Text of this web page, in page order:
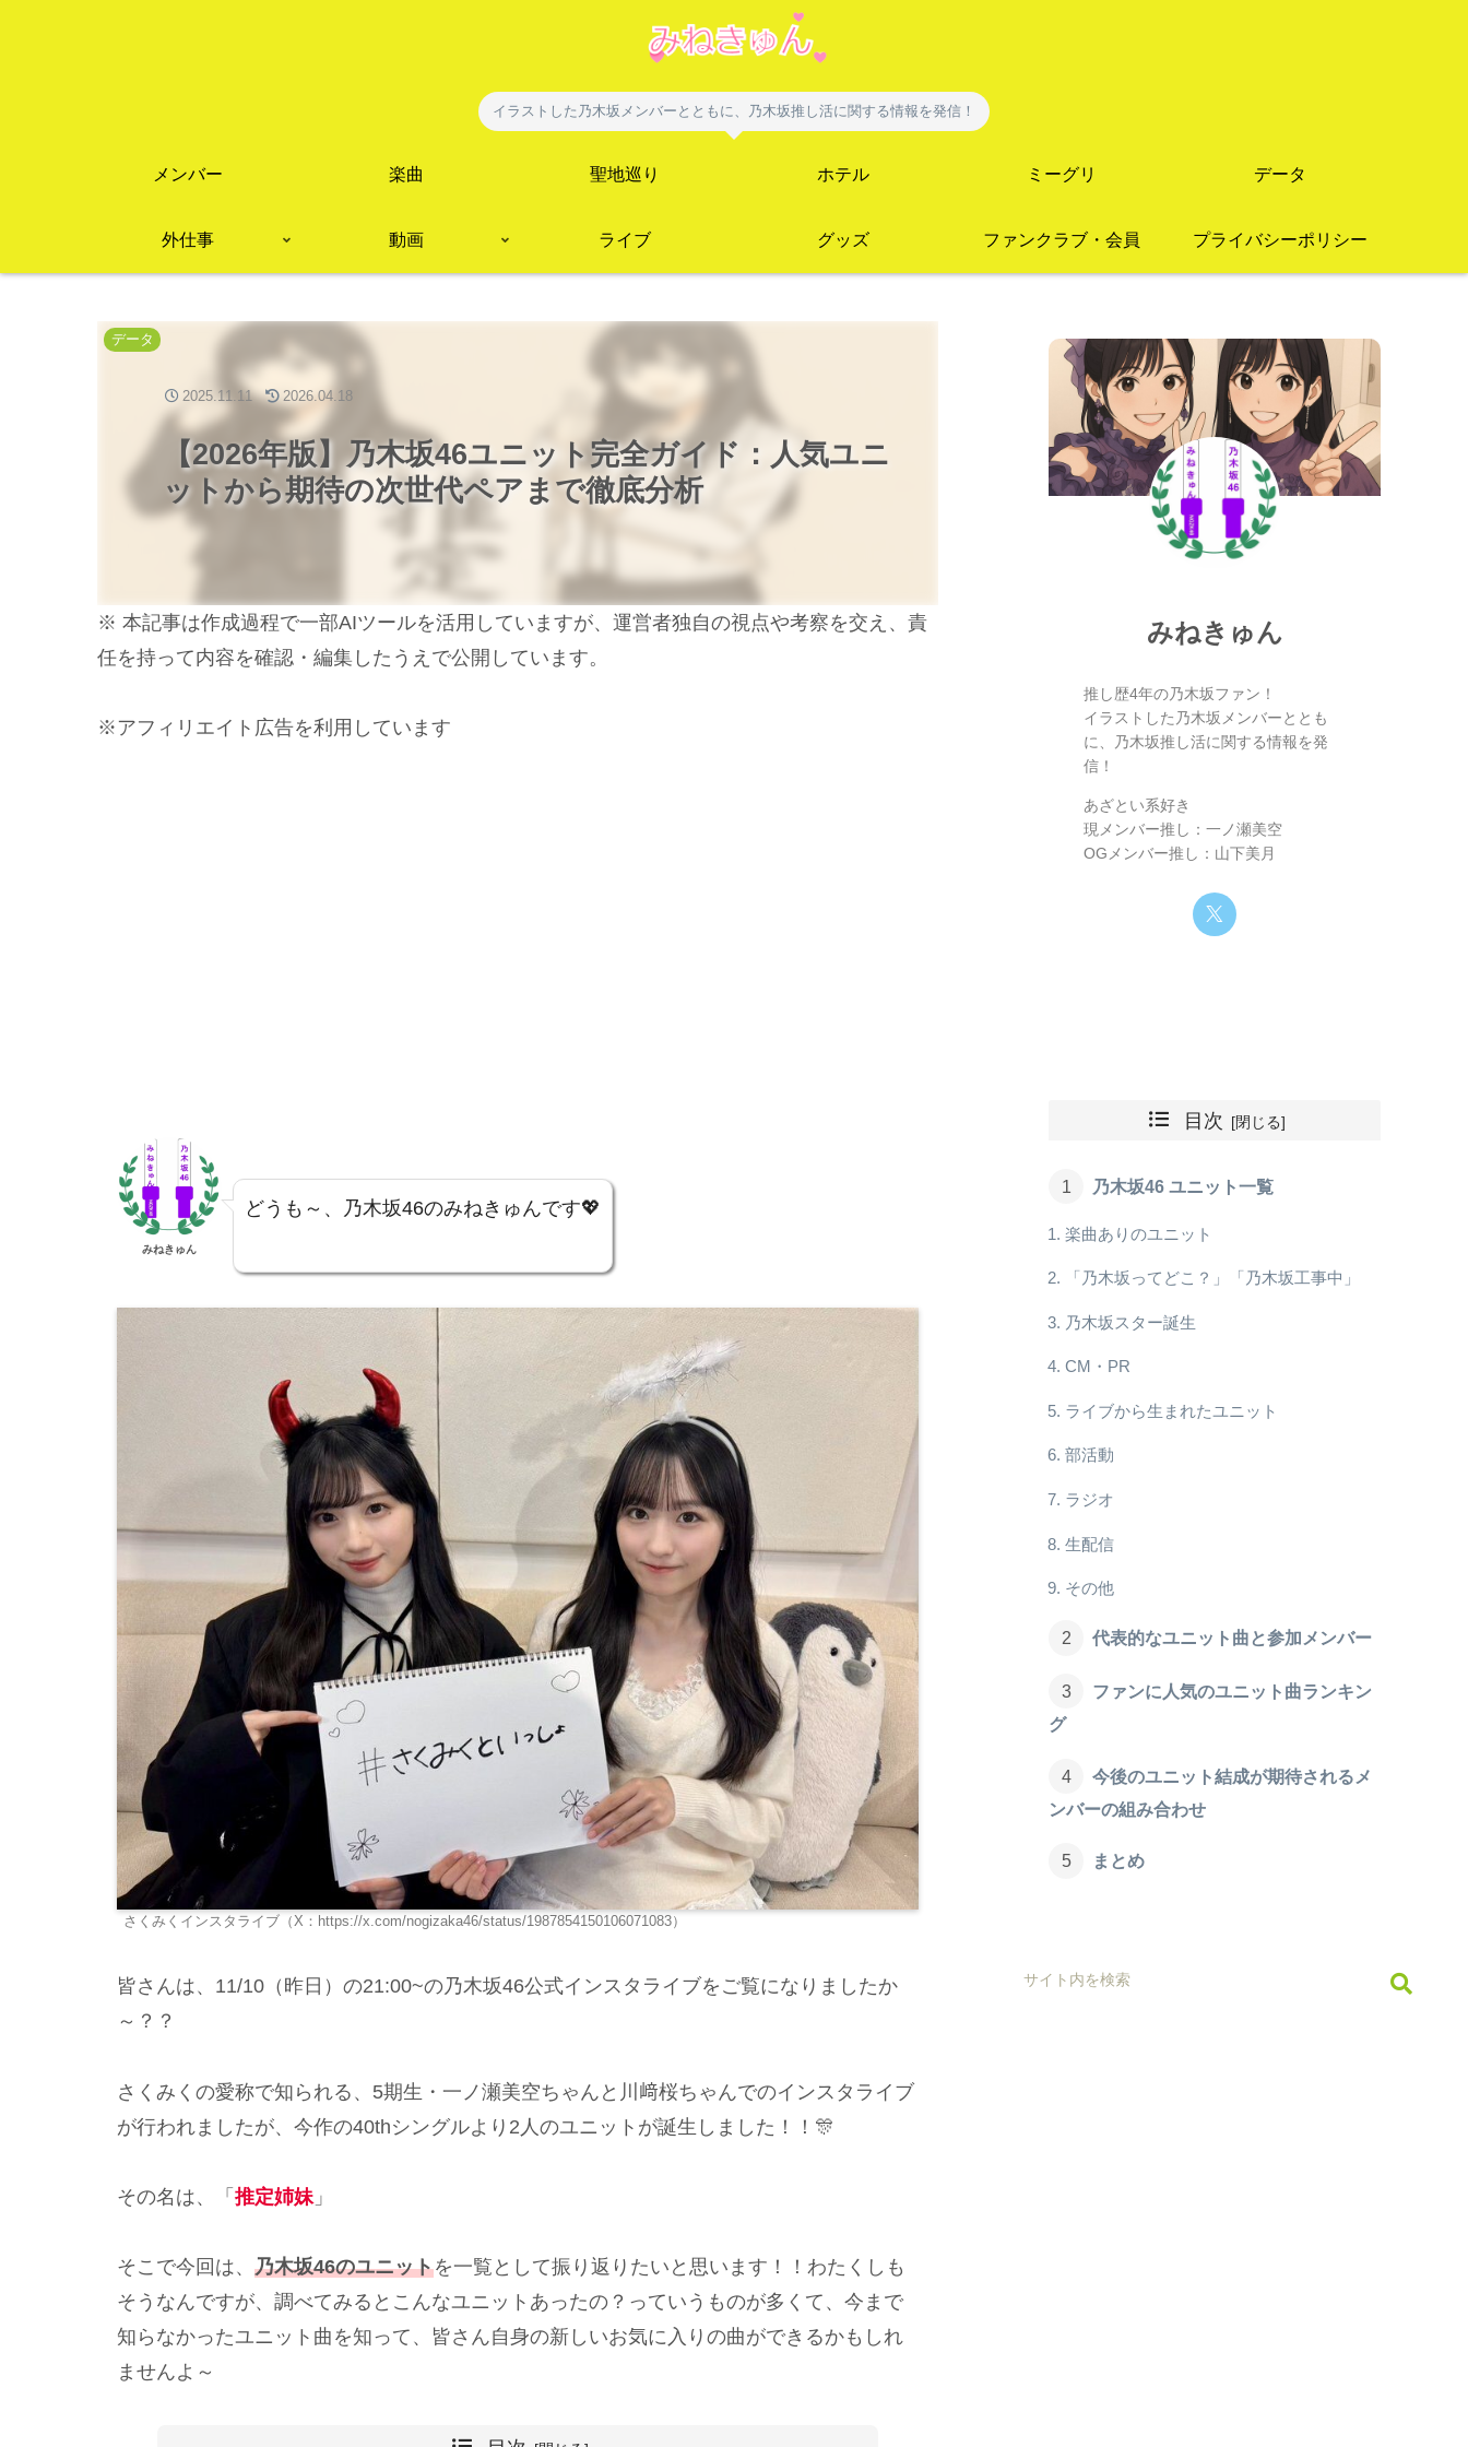
イラストした乃木坂メンバーとともに、乃木坂推し活に関する情報を発信！
メンバー 楽曲 聖地巡り ホテル ミーグリ データ
外仕事 動画 ライブ グッズ ファンクラブ・会員 プライバシーポリシー
【2026年版】乃木坂46ユニット完全ガイド：人気ユニ
ットから期待の次世代ペアまで徹底分析
データ
2025.11.11 2026.04.18
※ 本記事は作成過程で一部AIツールを活用していますが、運営者独自の視点や考察を交え、責
任を持って内容を確認・編集したうえで公開しています。
※アフィリエイト広告を利用しています
みねきゅん
どうも～、乃木坂46のみねきゅんです💖
さくみくインスタライブ（X：https://x.com/nogizaka46/status/1987854150106071083）
皆さんは、11/10（昨日）の21:00~の乃木坂46公式インスタライブをご覧になりましたか
～？？
さくみくの愛称で知られる、5期生・一ノ瀬美空ちゃんと川﨑桜ちゃんでのインスタライブ
が行われましたが、今作の40thシングルより2人のユニットが誕生しました！！🎊
その名は、「 推定姉妹 」
そこで今回は、 乃木坂46のユニットを一覧として振り返りたいと思います！！わたくしも
そうなんですが、調べてみるとこんなユニットあったの？っていうものが多くて、今まで
知らなかったユニット曲を知って、皆さん自身の新しいお気に入りの曲ができるかもしれ
ませんよ～
みねきゅん
推し歴4年の乃木坂ファン！
イラストした乃木坂メンバーととも
に、乃木坂推し活に関する情報を発
信！
あざとい系好き
現メンバー推し：一ノ瀬美空
OGメンバー推し：山下美月
目次
乃木坂46 ユニット一覧
楽曲ありのユニット
「乃木坂ってどこ？」「乃木坂工事中」
乃木坂スター誕生
CM・PR
ライブから生まれたユニット
部活動
ラジオ
生配信
その他
代表的なユニット曲と参加メンバー
ファンに人気のユニット曲ランキン
グ
今後のユニット結成が期待されるメ
ンバーの組み合わせ
まとめ